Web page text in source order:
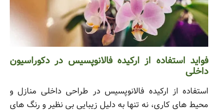
فواید استفاده از ارکیده فالانوپسیس در دکوراسیون
داخلی
استفاده از ارکیده فالانوپسیس در طراحی داخلی منازل و
محیط های کاری، نه تنها به دلیل زیبایی بی نظیر و رنگ های